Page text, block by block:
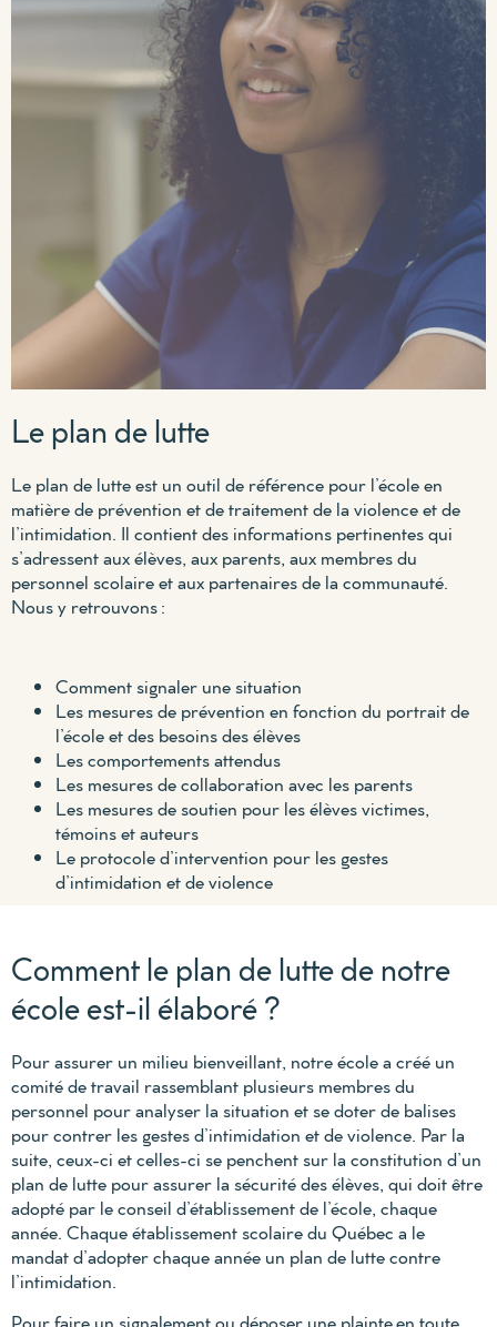
Le plan de lutte
Le plan de lutte est un outil de référence pour l’école en
matière de prévention et de traitement de la violence et de
l’intimidation. Il contient des informations pertinentes qui
s’adressent aux élèves, aux parents, aux membres du
personnel scolaire et aux partenaires de la communauté.
Nous y retrouvons :
Comment signaler une situation
Les mesures de prévention en fonction du portrait de
l’école et des besoins des élèves
Les comportements attendus
Les mesures de collaboration avec les parents
Les mesures de soutien pour les élèves victimes,
témoins et auteurs
Le protocole d’intervention pour les gestes
d’intimidation et de violence
Comment le plan de lutte de notre
école est-il élaboré ?
Pour assurer un milieu bienveillant, notre école a créé un
comité de travail rassemblant plusieurs membres du
personnel pour analyser la situation et se doter de balises
pour contrer les gestes d’intimidation et de violence. Par la
suite, ceux-ci et celles-ci se penchent sur la constitution d’un
plan de lutte pour assurer la sécurité des élèves, qui doit être
adopté par le conseil d’établissement de l’école, chaque
année. Chaque établissement scolaire du Québec a le
mandat d’adopter chaque année un plan de lutte contre
l’intimidation.
Pour faire un signalement ou déposer une plainte en toute